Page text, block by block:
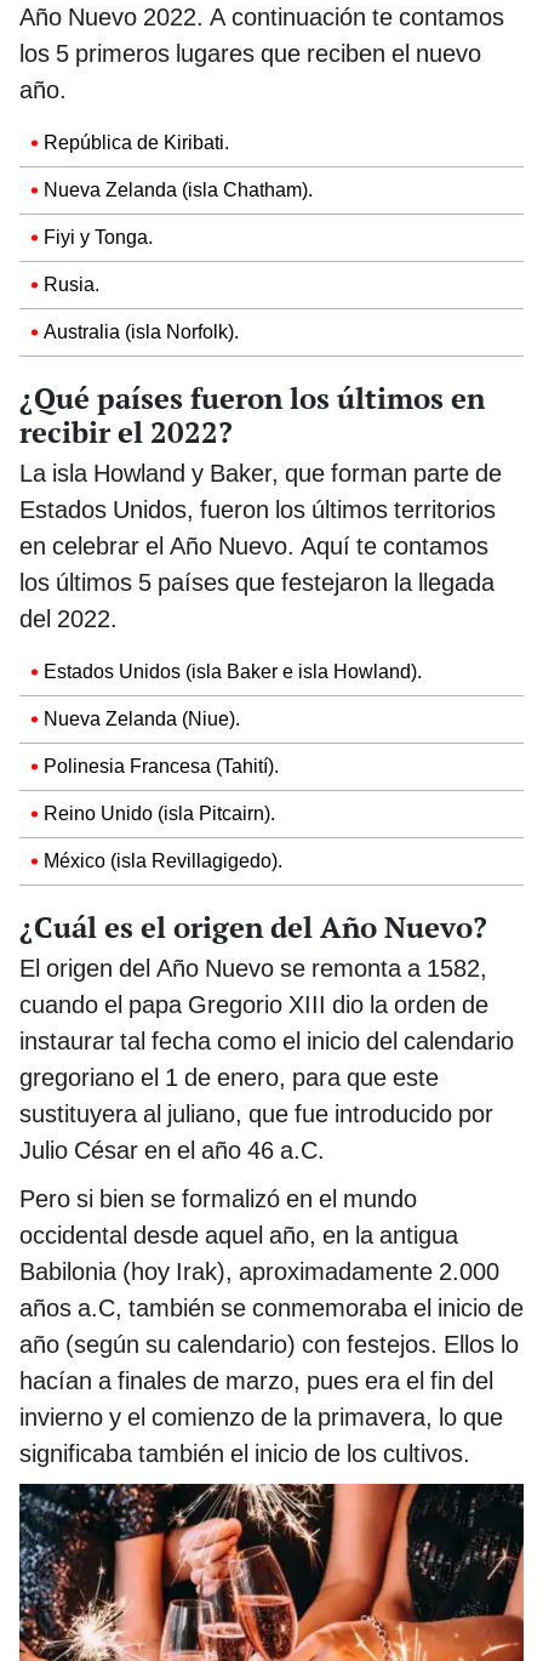
Año Nuevo 2022. A continuación te contamos
los 5 primeros lugares que reciben el nuevo
año.
República de Kiribati.
Nueva Zelanda (isla Chatham).
Fiyi y Tonga.
Rusia.
Australia (isla Norfolk).
¿Qué países fueron los últimos en
recibir el 2022?
La isla Howland y Baker, que forman parte de
Estados Unidos, fueron los últimos territorios
en celebrar el Año Nuevo. Aquí te contamos
los últimos 5 países que festejaron la llegada
del 2022.
Estados Unidos (isla Baker e isla Howland).
Nueva Zelanda (Niue).
Polinesia Francesa (Tahití).
Reino Unido (isla Pitcairn).
México (isla Revillagigedo).
¿Cuál es el origen del Año Nuevo?
El origen del Año Nuevo se remonta a 1582,
cuando el papa Gregorio XIII dio la orden de
instaurar tal fecha como el inicio del calendario
gregoriano el 1 de enero, para que este
sustituyera al juliano, que fue introducido por
Julio César en el año 46 a.C.
Pero si bien se formalizó en el mundo
occidental desde aquel año, en la antigua
Babilonia (hoy Irak), aproximadamente 2.000
años a.C, también se conmemoraba el inicio de
año (según su calendario) con festejos. Ellos lo
hacían a finales de marzo, pues era el fin del
invierno y el comienzo de la primavera, lo que
significaba también el inicio de los cultivos.